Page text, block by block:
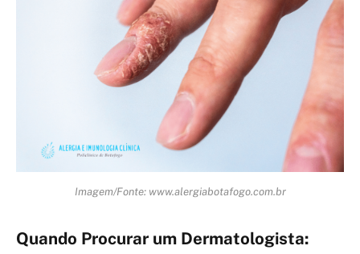
Imagem/Fonte: www.alergiabotafogo.com.br
Quando Procurar um Dermatologista: